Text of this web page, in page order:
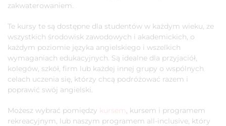
zakwaterowaniem.
Te kursy te są dostępne dla studentów w każdym wieku, ze
wszystkich środowisk zawodowych i akademickich, o
każdym poziomie języka angielskiego i wszelkich
wymaganiach edukacyjnych. Są idealne dla przyjaciół,
kolegów, szkół, firm lub każdej innej grupy o wspólnych
celach uczenia się, którzy chcą podróżować razem i
poprawić swój angielski.
Możesz wybrać pomiędzy kursem, kursem i programem
rekreacyjnym, lub naszym programem all-inclusive, który